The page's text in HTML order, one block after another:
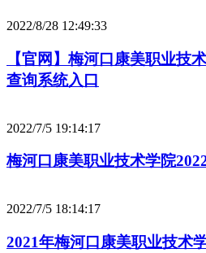
2022/8/28 12:49:33
【官网】梅河口康美职业技
查询系统入口
2022/7/5 19:14:17
梅河口康美职业技术学院
2022/7/5 18:14:17
2021年梅河口康美职业技术